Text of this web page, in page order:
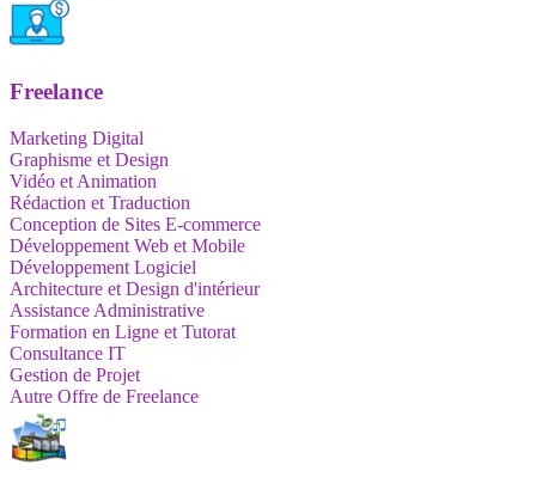
Freelance
Marketing Digital
Graphisme et Design
Vidéo et Animation
Rédaction et Traduction
Conception de Sites E-commerce
Développement Web et Mobile
Développement Logiciel
Architecture et Design d'intérieur
Assistance Administrative
Formation en Ligne et Tutorat
Consultance IT
Gestion de Projet
Autre Offre de Freelance